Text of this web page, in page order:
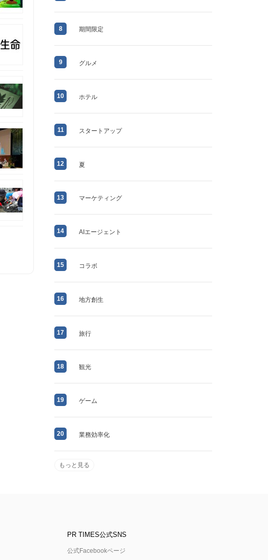
8 期間限定
9 グルメ
10 ホテル
11 スタートアップ
12 夏
13 マーケティング
14 AIエージェント
15 コラボ
16 地方創生
17 旅行
18 観光
19 ゲーム
20 業務効率化
もっと見る
PR TIMES公式SNS
公式Facebookページ